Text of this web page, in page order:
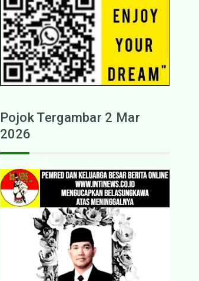
Pojok Tergambar 2 Mar
2026